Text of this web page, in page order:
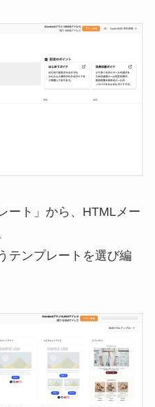
ート」から、HTMLメー
テンプレートを選び編